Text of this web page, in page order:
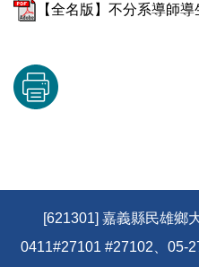
【全名版】不分系導師
[621301] 嘉義縣民雄鄉
0411#27101 #27102、05-